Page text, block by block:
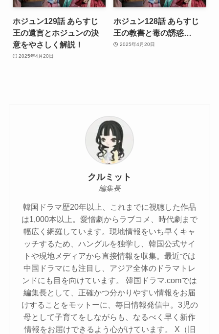
ホジュン129話 あらすじ
王の遺言とホジュンの決
意をやさしく解説！
2025年4月20日
ホジュン128話 あらすじ
王の教書と毒の誘惑…
2025年4月20日
クルミット
編集長
韓国ドラマ歴20年以上、これまでに視聴した作品
は1,000本以上。愛憎劇からラブコメ、時代劇まで
幅広く網羅しています。現地情報をいち早くキャ
ッチするため、ハングルを独学し、韓国公式サイ
トや現地メディアから直接情報を収集。最近では
中国ドラマにも注目し、アジア全体のドラマトレ
ンドにも目を向けています。 韓国ドラマ.comでは
編集長として、正確かつ分かりやすい情報をお届
けすることをモットーに、毎日情報発信中。3児の
母として子育てをしながらも、なるべく早く新作
情報をお届けできるよう心がけています。 X（旧